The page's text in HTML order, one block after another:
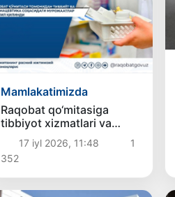
Mamlakatimizda
Raqobat qo‘mitasiga
tibbiyot xizmatlari va
farmatsevtika sohasi
bo‘yicha 2026-yilning
o‘tgan vaqti davomida 900
dan ortiq murojaat kelib
tushdi
17 iyl 2026, 11:48
1
352